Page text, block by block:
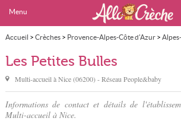
Menu
Accueil > Crèches> Provence-Alpes-Côte d'Azur>
Les Petites Bulles
Les Petites Bulles
Multi-accueil àNice(06200) - Réseau People&baby
Informations de contact et détails de
Multi-accueil à Nice.